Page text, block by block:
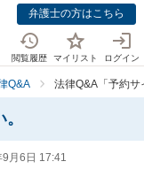
弁護士の方はこちら
閲覧履歴 マイリスト ログイン
Q&A 法律Q&A「予約
月6日 17:41